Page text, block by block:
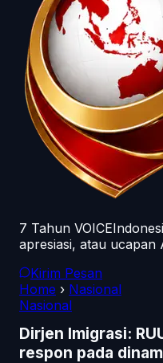
7 Tahun
apresiasi, atau ucapan
Kirim Pesan
Home › Nasional
Nasional
Dirjen Imigrasi:
respon pada